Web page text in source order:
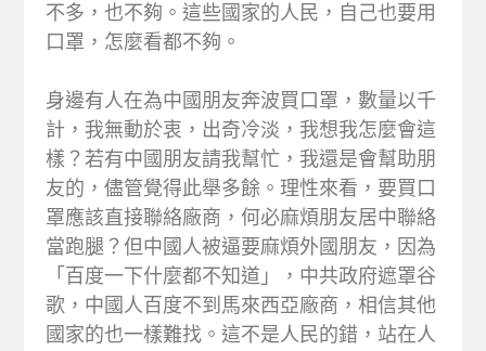
不多，也不夠。這些國家的人民，自己也要用
口罩，怎麼看都不夠。
身邊有人在為中國朋友奔波買口罩，數量以千
計，我無動於衷，出奇冷淡，我想我怎麼會這
樣？若有中國朋友請我幫忙，我還是會幫助朋
友的，儘管覺得此舉多餘。理性來看，要買口
罩應該直接聯絡廠商，何必麻煩朋友居中聯絡
當跑腿？但中國人被逼要麻煩外國朋友，因為
「百度一下什麼都不知道」，中共政府遮罩谷
歌，中國人百度不到馬來西亞廠商，相信其他
國家的也一樣難找。這不是人民的錯，站在人